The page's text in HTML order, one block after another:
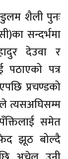
शैली पुनः
सन्दर्भमा
देउवा र
पठाएको पत्र
प्रचण्डको
त्यसअघिसम्म
समेत
झूठ बोल्दै